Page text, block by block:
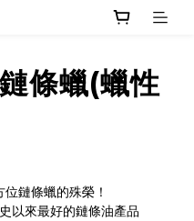
條蠟(蠟性
鏈條蠟的殊榮！
來最好的鏈條油產品